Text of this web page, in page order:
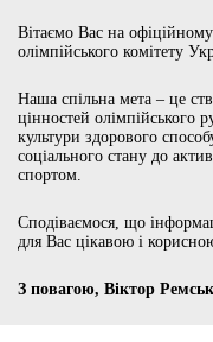
Вітаємо Вас на
олімпійського комітету
Наша спільна мета – це
цінностей олімпійського
культури здорового
соціального стану до
спортом.
Сподіваємося, що
для Вас цікавою і
З повагою, Віктор